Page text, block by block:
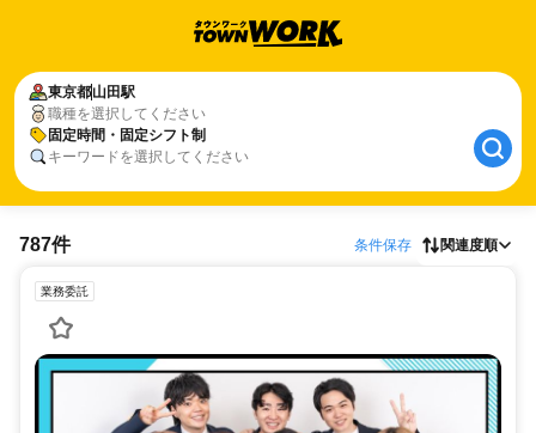
東京都山田駅
職種を選択してください
固定時間・固定シフト制
キーワードを選択してください
787件 条件保存 関連度順
業務委託